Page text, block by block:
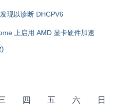
现以诊断 DHCPV6
上启用 AMD 显卡硬件加速
)
四 五 六 日